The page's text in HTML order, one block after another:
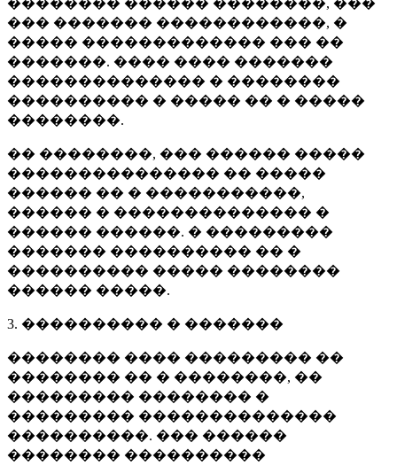
�������� ������ ��������, ���
��� ������� ������������, �
����� ������������� ��� ��
�������. ���� ���� �������
�������������� � ��������
���������� � ����� �� � �����
��������.
�� ��������, ��� ������ �����
��������������� �� �����
������ �� � �����������,
������ � �������������� �
������ ������. � ���������
������� ���������� �� �
���������� ����� ��������
������ �����.
3. ���������� � �������
�������� ���� ��������� ��
�������� �� � ��������, ��
��������� �������� �
��������� ��������������
����������. ��� ������
�������� ����������